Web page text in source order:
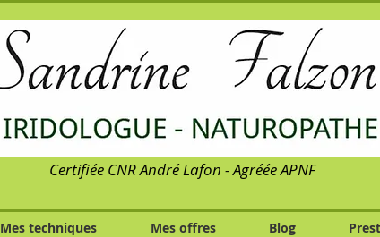
Certifiée CNR André Lafon - Agréée APNF
Mes techniques Mes offres Blog